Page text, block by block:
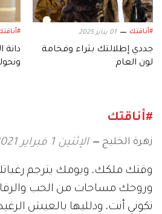
#أناقتك 01 يناير 2025
جددي إطلالتك بثراء وفخامة
لون العام
دانة
#أناقتك
زهرة الخليج الإثنين 1 فبراير 2021 12:05
وقتك ملكك، ويومك يترجم
وروحك مساحات من الحب
تكوني أنت، ودلليها بالعيش